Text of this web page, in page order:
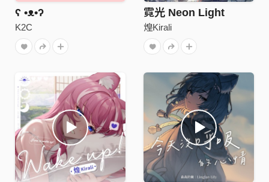
ʕ •ᴥ•ʔ
K2C
霓光 Neon Light
煌Kirali